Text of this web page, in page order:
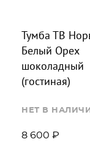
Тумба ТВ
Белый Орех
шоколадный
(гостиная)
НЕТ В
8 600 ₽